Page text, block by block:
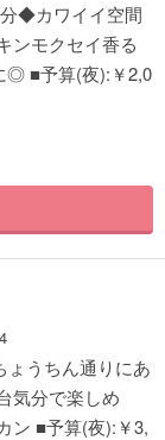
◆カワイイ空間
ンモクセイ香る
◎ ■予算(夜):￥2,0
うちん通りにあ
気分で楽しめ
ン ■予算(夜):￥3,